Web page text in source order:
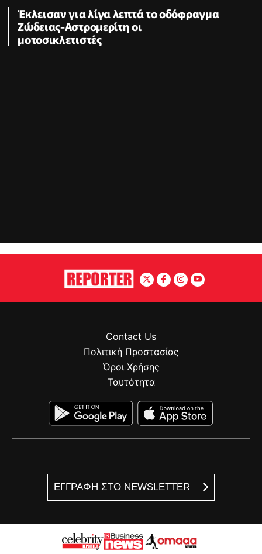
Έκλεισαν για λίγα λεπτά το οδόφραγμα
Ζώδειας-Αστρομερίτη οι
μοτοσικλετιστές
ΕΓΓΡΑΦΗ ΣΤΟ NEWSLETTER
Contact Us
Πολιτική Προστασίας
Όροι Χρήσης
Ταυτότητα